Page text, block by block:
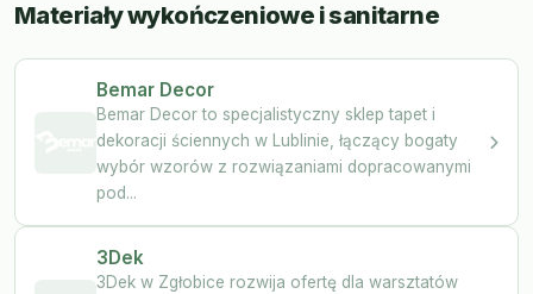
Materiały wykończeniowe i sanitarne
Bemar Decor
Bemar Decor to specjalistyczny sklep tapet i
dekoracji ściennych w Lublinie, łączący bogaty
wybór wzorów z rozwiązaniami dopracowanymi
pod...
3Dek
3Dek w Zgłobice rozwija ofertę dla warsztatów